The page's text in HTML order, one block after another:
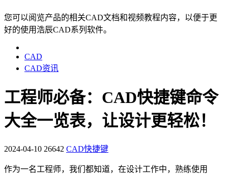
您可以阅览产品的相关CAD文档和视频教程内容，以便于更
好的使用浩辰CAD系列软件。
CAD
CAD资讯
工程师必备：CAD快捷键命令
大全一览表，让设计更轻松！
2024-04-10 26642 CAD快捷键
作为一名工程师，我们都知道，在设计工作中，熟练使用